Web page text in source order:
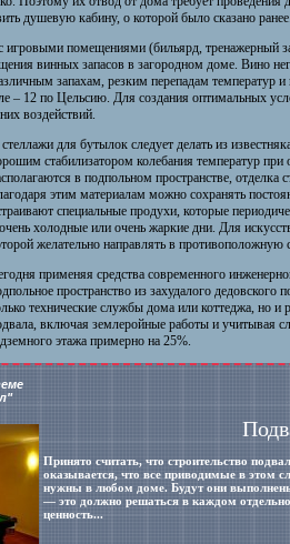
душевую кабину, о которой было сказано ранее.
игровыми помещениями (бильярд, тренажерный
винных запасов в загородном доме. Вино
запахам, резким перепадам температур
– 12 по Цельсию. Для создания оптимальных
воздействий.
для бутылок следует делать из
стабилизатором колебания температур
в подпольном пространстве,
этим материалам можно сохранять
специальные продухи, которые
холодные или очень жаркие дни. Для
желательно направлять в противоположную
применяя средства современного
пространство из захудалого
технические службы дома или коттеджа, но
включая землеройные работы и учитывая
этажа примерно на 25%.
Принято считать, что строительство
оказывается, что все приводимые в этом
нужны в любом доме. Будут они
— это должно решаться в каждом
ценность...